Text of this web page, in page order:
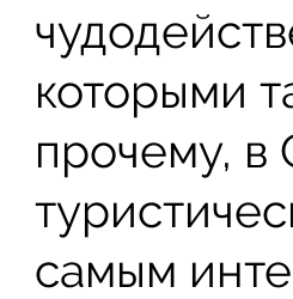
которыми
прочему, в
самым